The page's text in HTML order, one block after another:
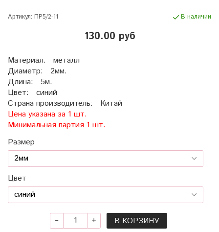
Артикул: ПР5/2-11 В наличии
130.00 руб
Материал: металл
Диаметр: 2мм.
Длина: 5м.
Цвет: синий
Страна производитель: Китай
Цена указана за 1 шт.
Минимальная партия 1 шт.
Размер
Цвет
В КОРЗИНУ